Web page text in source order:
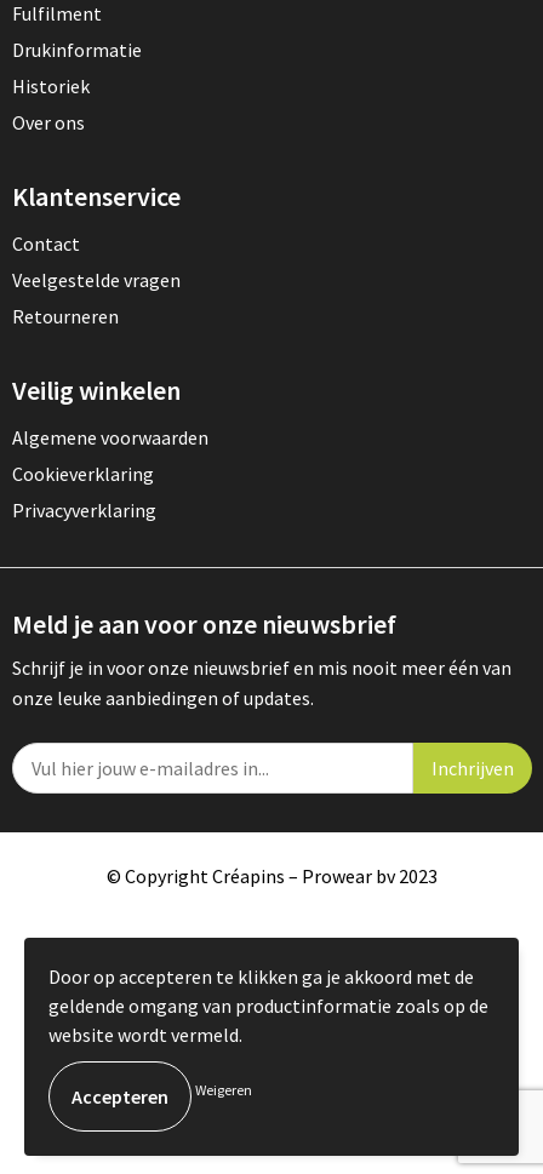
Fulfilment
Drukinformatie
Historiek
Over ons
Klantenservice
Contact
Veelgestelde vragen
Retourneren
Veilig winkelen
Algemene voorwaarden
Cookieverklaring
Privacyverklaring
Meld je aan voor onze nieuwsbrief
Schrijf je in voor onze nieuwsbrief en mis nooit meer één van
onze leuke aanbiedingen of updates.
© Copyright Créapins – Prowear bv 2023
Door op accepteren te klikken ga je akkoord met de
geldende omgang van productinformatie zoals op de
website wordt vermeld.
Weigeren